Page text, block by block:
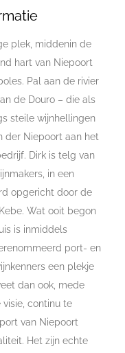
plek, middenin de
hart van Niepoort
Pal aan de rivier
de Douro – die als
steile wijnhellingen
der Niepoort aan het
Dirk is telg van
in een
opgericht door de
Wat ooit begon
is inmiddels
port- en
een plekje
dan ook, mede
visie, continu te
van Niepoort
Het zijn echte